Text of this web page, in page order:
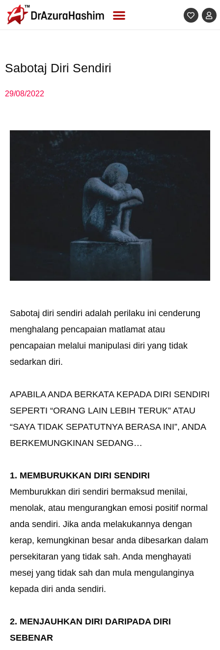
content
Sabotaj Diri Sendiri
29/08/2022
Sabotaj diri sendiri adalah perilaku ini cenderung
menghalang pencapaian matlamat atau
pencapaian melalui manipulasi diri yang tidak
sedarkan diri.
APABILA ANDA BERKATA KEPADA DIRI SENDIRI
SEPERTI “ORANG LAIN LEBIH TERUK” ATAU
“SAYA TIDAK SEPATUTNYA BERASA INI”, ANDA
BERKEMUNGKINAN SEDANG…
1. MEMBURUKKAN DIRI SENDIRI
Memburukkan diri sendiri bermaksud menilai,
menolak, atau mengurangkan emosi positif normal
anda sendiri. Jika anda melakukannya dengan
kerap, kemungkinan besar anda dibesarkan dalam
persekitaran yang tidak sah. Anda menghayati
mesej yang tidak sah dan mula mengulanginya
kepada diri anda sendiri.
2. MENJAUHKAN DIRI DARIPADA DIRI
SEBENAR